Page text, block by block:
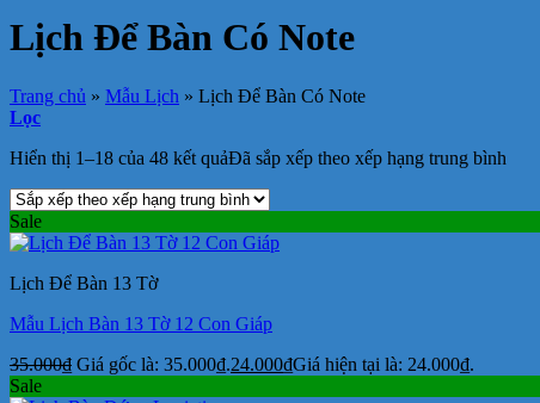
Lịch Để Bàn Có Note
Trang chủ » Mẫu Lịch » Lịch Để Bàn Có Note
Lọc
Hiển thị 1–18 của 48 kết quảĐã sắp xếp theo xếp hạng trung bình
Sale
Lịch Để Bàn 13 Tờ
Mẫu Lịch Bàn 13 Tờ 12 Con Giáp
35.000₫ Giá gốc là: 35.000₫.24.000₫Giá hiện tại là: 24.000₫.
Sale